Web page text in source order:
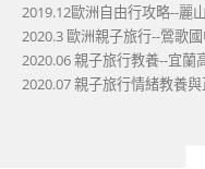
2019.12歐洲自由行攻略--麗
2020.3 歐洲親子旅行--鶯歌
2020.06 親子旅行教養--宜蘭
2020.07 親子旅行情緒教養